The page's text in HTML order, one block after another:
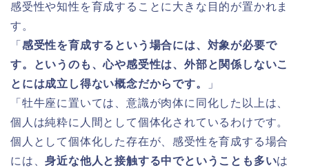
感受性や知性を育成することに大きな目的が置かれま
す。
「 感受性を育成するという場合には、対象が必要で
す。というのも、心や感受性は、外部と関係しないこ
とには成立し得ない概念だからです。
」
「牡牛座に置いては、意識が肉体に同化した以上は、
個人は純粋に人間として個体化されているわけです。
個人として個体化した存在が、感受性を育成する場合
には、身近な他人と接触する中でということも多いは